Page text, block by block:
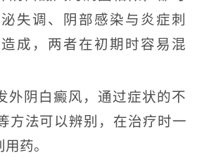
失调、阴部感染与炎症刺
成，两者在初期时容易混
外阴白癜风，通过症状的不
方法可以辨别，在治疗时一
药。